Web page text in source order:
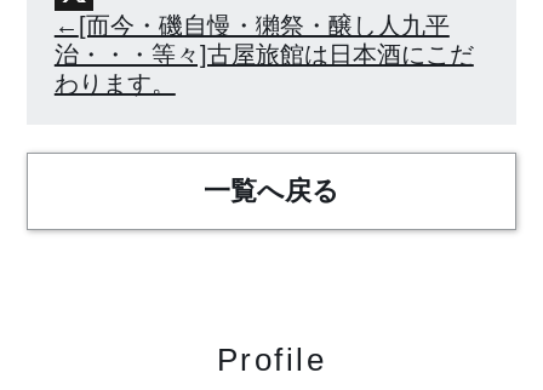
X [而今・磯自慢・獺祭・醸し人九平
治・・・等々]古屋旅館は日本酒にこだ
わります。
一覧へ戻る
Profile